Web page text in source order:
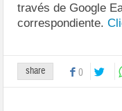
través de Google
correspondiente.
share 0